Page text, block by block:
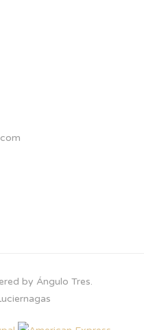
by Ángulo Tres.